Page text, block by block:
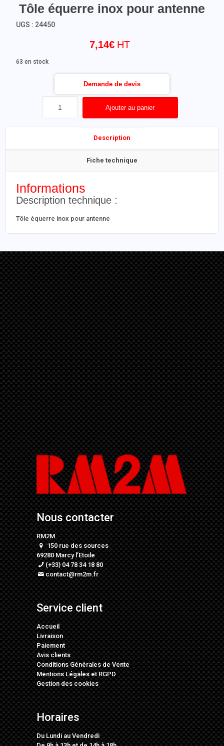
Tôle équerre inox pour antenne
7,14€
63 en stock
Ajouter au panier
Demande de devis
UGS : 24450
Description
Fiche technique
Informations
Description technique :
Tôle équerre inox pour antenne
Nous contacter
RM2M
150 rue des sources
69280 Marcy l’Etoile
(+33) 04 78 34 18 80
contact@rm2m.fr
Service client
Accueil
Livraison
Paiement
Avis clients
Conditions Générales de Vente
Mentions LégalesetRGPD
Gestion des cookies
Horaires
Du Lundi au Vendredi